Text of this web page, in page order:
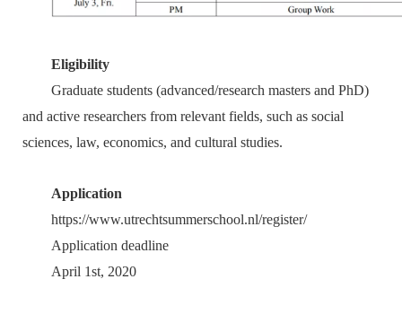
Eligibility
Graduate students (advanced/research masters and PhD)
and active researchers from relevant fields, such as social
sciences, law, economics, and cultural studies.
Application
https://www.utrechtsummerschool.nl/register/
Application deadline
April 1st, 2020